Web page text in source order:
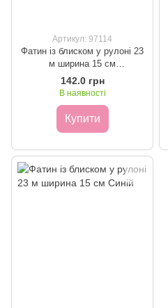
Артикул: 97114
Фатин із блиском у рулоні 23
м ширина 15 см
Помаранчевий
142.0 грн
В наявності
Купити